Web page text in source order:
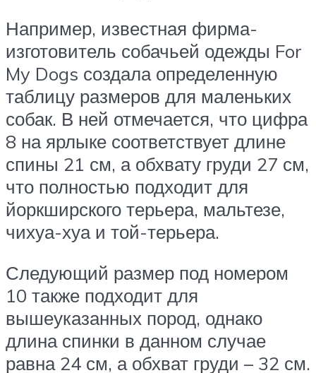
Например, известная фирма-
изготовитель собачьей одежды For
My Dogs создала определенную
таблицу размеров для маленьких
собак. В ней отмечается, что цифра
8 на ярлыке соответствует длине
спины 21 см, а обхвату груди 27 см,
что полностью подходит для
йоркширского терьера, мальтезе,
чихуа-хуа и той-терьера.
Следующий размер под номером
10 также подходит для
вышеуказанных пород, однако
длина спинки в данном случае
равна 24 см, а обхват груди – 32 см.